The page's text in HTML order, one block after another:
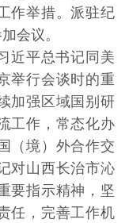
作举措。派驻纪
会议。
近平总书记同美
举行会谈时的重
加强区域国别研
工作，常态化办
（境）外合作交
对山西长治市沁
要指示精神，坚
任，完善工作机